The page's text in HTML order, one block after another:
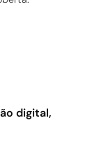
digital,